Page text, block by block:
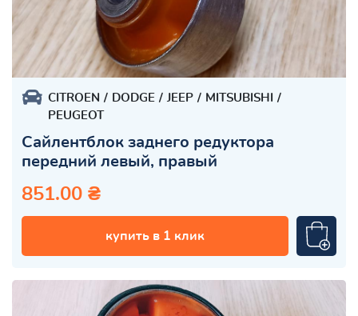
CITROEN DODGE JEEP
MITSUBISHI
PEUGEOT
Сайлентблок заднего редуктора
передний левый, правый
851.00 ₴
купить в 1 клик